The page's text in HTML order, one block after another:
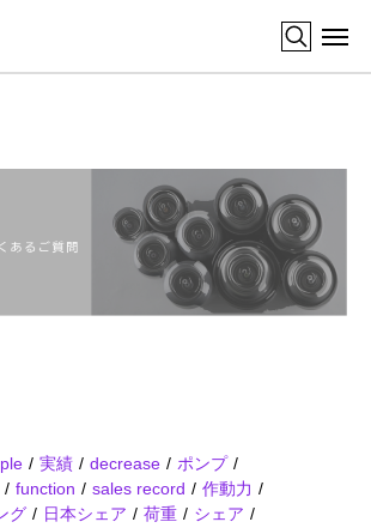
実績 decrease
ポンプ
function sales record
作動力
グ 日本シェア 荷重
シェア